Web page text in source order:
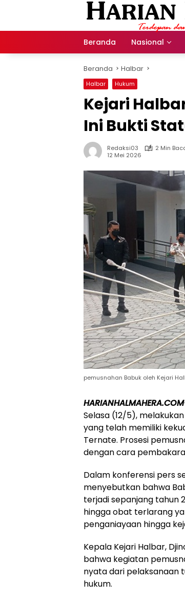
Beranda Nasional
Beranda Halbar
Halbar Hukum
Kejari
Ini Bukti
Redaksi03
2 Min
12 Mei 2026
pemusnahan Babuk oleh Kejari
Selasa (12/5),
yang telah memiliki
Ternate. Prosesi
dengan cara
Dalam konferensi pers
menyebutkan bahwa
terjadi sepanjang tahun
hingga obat terlarang
penganiayaan hingga
Kepala Kejari Halbar,
bahwa kegiatan
nyata dari pelaksanaan
hukum.